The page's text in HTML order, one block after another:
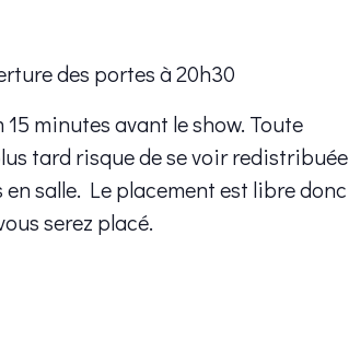
des portes à 20h30
minutes avant le show. Toute
tard risque de se voir redistribuée
en salle. Le placement est libre donc
serez placé.